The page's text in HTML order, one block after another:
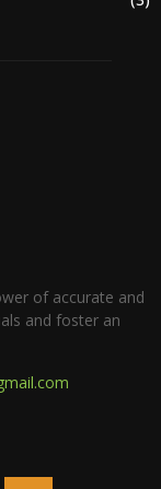
of accurate and
and foster an